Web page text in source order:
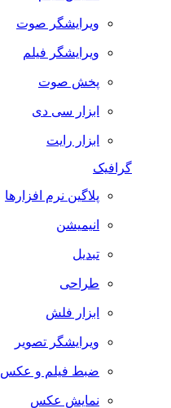
ویرایشگر صوت
ویرایشگر فیلم
پخش صوت
ابزار سی دی
ابزار رایت
گرافیک
پلاگین نرم افزارها
انیمیشن
تبدیل
طراحی
ابزار فلش
ویرایشگر تصویر
ضبط فيلم و عكس
نمایش عکس